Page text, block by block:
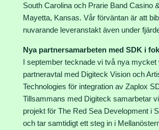
South Carolina och Prarie Band Casino
Mayetta, Kansas. Vår förväntan är att
nuvarande leveranstakt även under
Nya partnersamarbeten med SDK i
I september tecknade vi två nya mycket
partneravtal med Digiteck Vision och
Technologies för integration av Zaplox
Tillsammans med Digiteck samarbetar
projekt för The Red Sea Development i
och tar samtidigt ett steg in i